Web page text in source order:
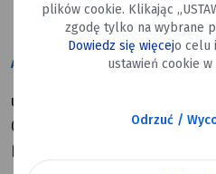
ADRES
ul. Rynek 12
08-530 Dęblin
plików cookie. Klikając
zgodę tylko na wybrane
Dowiedz się więcejo celu
ustawień cookie
Odrzuć /